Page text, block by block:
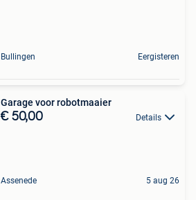
Bullingen Eergisteren
Garage voor robotmaaier
€ 50,00 Details
Assenede 5 aug 26